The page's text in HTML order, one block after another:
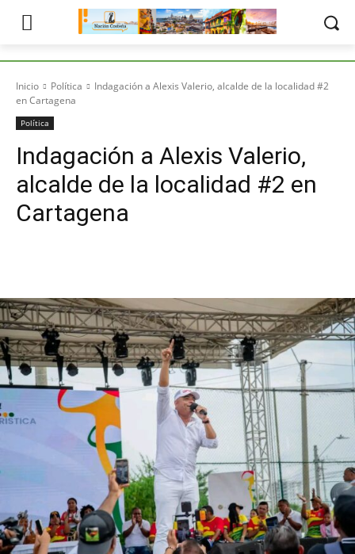
Inicio Política
Indagación a Alexis Valerio, alcalde de la localidad #2
en Cartagena
Política
Indagación a Alexis Valerio,
alcalde de la localidad #2 en
Cartagena